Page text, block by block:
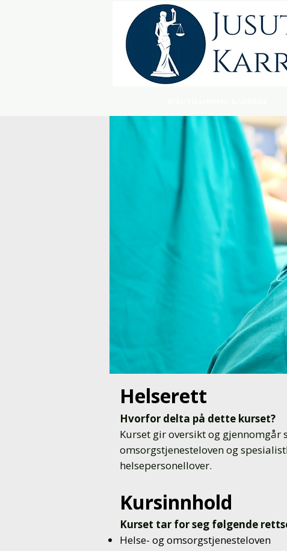
Helserett
Hvorfor delta på dette kurset?
Kurset gir oversikt og gjennomgår
omsorgstjenesteloven og
helsepersonellover.
Kursinnhold
Kurset tar for seg følgende
Helse- og omsorgstjenesteloven